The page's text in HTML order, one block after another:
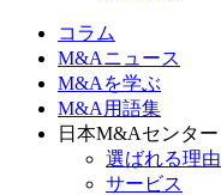
コラム
M&Aニュース
M&Aを学ぶ
M&A用語集
日本M&Aセンター
選ばれる理由
サービス